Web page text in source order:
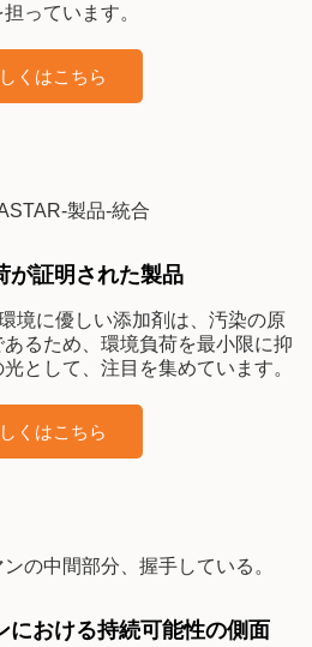
っています。
くはこちら
が証明された製品
境に優しい添加剤は、汚染の原
るため、環境負荷を最小限に抑
として、注目を集めています。
くはこちら
における持続可能性の側面